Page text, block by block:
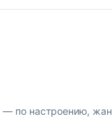
по настроению,